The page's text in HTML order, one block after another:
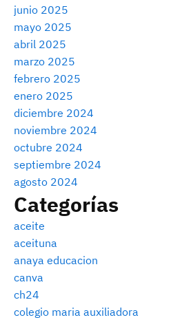
junio 2025
mayo 2025
abril 2025
marzo 2025
febrero 2025
enero 2025
diciembre 2024
noviembre 2024
octubre 2024
septiembre 2024
agosto 2024
Categorías
aceite
aceituna
anaya educacion
canva
ch24
colegio maria auxiliadora